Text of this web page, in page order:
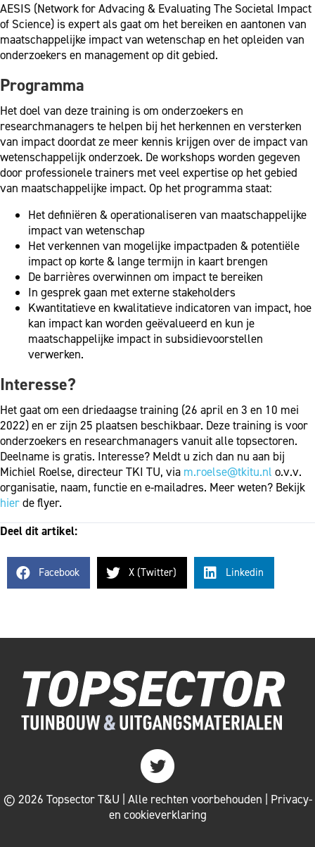
AESIS (Network for Advacing & Evaluating The Societal Impact
of Science) is expert als gaat om het bereiken en aantonen van
maatschappelijke impact van wetenschap en het opleiden van
onderzoekers en management op dit gebied.
Programma
Het doel van deze training is om onderzoekers en
researchmanagers te helpen bij het herkennen en versterken
van impact doordat ze meer kennis krijgen over de impact van
wetenschappelijk onderzoek. De workshops worden gegeven
door professionele trainers met veel expertise op het gebied
van maatschappelijke impact. Op het programma staat:
Het definiëren & operationaliseren van maatschappelijke
impact van wetenschap
Het verkennen van mogelijke impactpaden & potentiële
impact op korte & lange termijn in kaart brengen
De barrières overwinnen om impact te bereiken
In gesprek gaan met externe stakeholders
Kwantitatieve en kwalitatieve indicatoren van impact, hoe
kan impact kan worden geëvalueerd en kun je
maatschappelijke impact in subsidievoorstellen
verwerken.
Interesse?
Het gaat om een driedaagse training (26 april en 3 en 10 mei
2022) en er zijn 25 plaatsen beschikbaar. Deze training is voor
onderzoekers en researchmanagers vanuit alle topsectoren.
Deelname is gratis. Interesse? Meldt u zich dan nu aan bij
Michiel Roelse, directeur TKI TU, via m.roelse@tkitu.nl o.v.v.
organisatie, naam, functie en e-mailadres. Meer weten? Bekijk
hierde flyer.
Deel dit artikel:
Facebook X (Twitter) Linkedin
Twitter
© 2026 Topsector T&U | Alle rechten voorbehouden | Privacy-
en cookieverklaring